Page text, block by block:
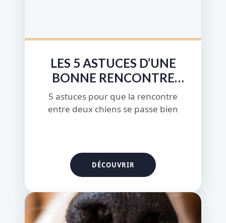
LES 5 ASTUCES D’UNE
BONNE RENCONTRE
ENTRE DEUX CHIENS
5 astuces pour que la rencontre
entre deux chiens se passe bien